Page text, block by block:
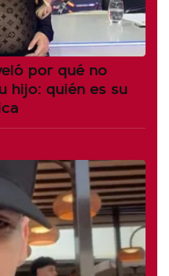
por qué no
hijo: quién es su